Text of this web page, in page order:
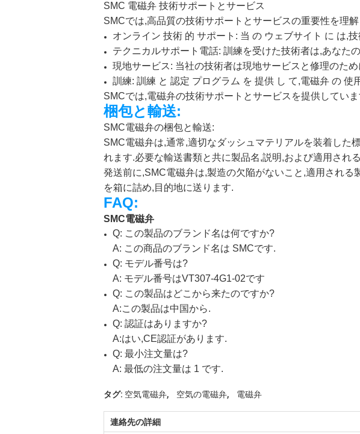
SMC 電磁弁 技術サポートとサービス
SMCでは,高品質の技術サポートとサービスの重要性を理
オンライン 技術 的 サポート: 当 の ウェブサイト に は,
テクニカルサポート電話: 訓練を受けた技術者は,あなた
現地サービス: 当社の技術者は現地サービスと修理のた
訓練: 訓練 と 認定 プログラム を 提供 し て,電磁弁 の 使
SMCでは,電磁弁の技術サポートとサービスを提供してい
梱包と輸送:
SMC電磁弁の梱包と輸送:
SMC電磁弁は,通常,適切なダッシュマテリアルを装着した
れます.必要な輸送書類と共に製品名,説明,および適用され
発送前に,SMC電磁弁は,製造の欠陥がないこと,適用され
を箱に詰め,目的地に送ります.
FAQ:
SMC電磁弁
Q: この製品のブランド名は何ですか?
A: この商品のブランド名は SMCです.
Q: モデル番号は?
A: モデル番号はVT307-4G1-02です
Q: この製品はどこから来たのですか?
A:この製品は中国から.
Q: 認証はありますか?
A:はい,CE認証があります.
Q: 最小注文量は?
A: 最低の注文量は 1 です.
タグ: 空気電磁弁, 空気の電磁弁, 電磁弁
連絡先の詳細